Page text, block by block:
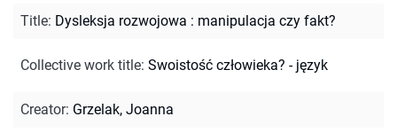
Title: Dysleksja rozwojowa : manipulacja czy fakt?
Collective work title: Swoistość człowieka? - język
Creator: Grzelak, Joanna